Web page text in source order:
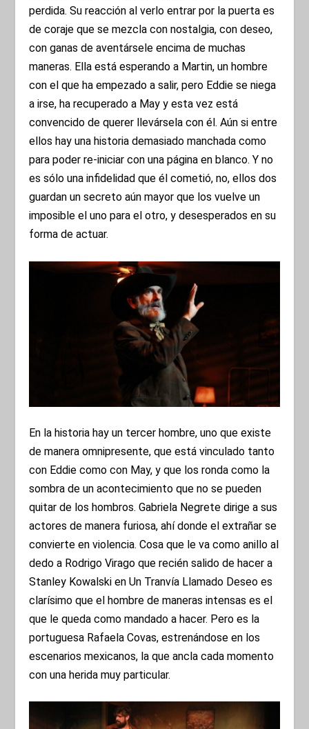
perdida. Su reacción al verlo entrar por la puerta es
de coraje que se mezcla con nostalgia, con deseo,
con ganas de aventársele encima de muchas
maneras. Ella está esperando a Martin, un hombre
con el que ha empezado a salir, pero Eddie se niega
a irse, ha recuperado a May y esta vez está
convencido de querer llevársela con él. Aún si entre
ellos hay una historia demasiado manchada como
para poder re-iniciar con una página en blanco. Y no
es sólo una infidelidad que él cometió, no, ellos dos
guardan un secreto aún mayor que los vuelve un
imposible el uno para el otro, y desesperados en su
forma de actuar.
En la historia hay un tercer hombre, uno que existe
de manera omnipresente, que está vinculado tanto
con Eddie como con May, y que los ronda como la
sombra de un acontecimiento que no se pueden
quitar de los hombros. Gabriela Negrete dirige a sus
actores de manera furiosa, ahí donde el extrañar se
convierte en violencia. Cosa que le va como anillo al
dedo a Rodrigo Virago que recién salido de hacer a
Stanley Kowalski en Un Tranvía Llamado Deseo es
clarísimo que el hombre de maneras intensas es el
que le queda como mandado a hacer. Pero es la
portuguesa Rafaela Covas, estrenándose en los
escenarios mexicanos, la que ancla cada momento
con una herida muy particular.